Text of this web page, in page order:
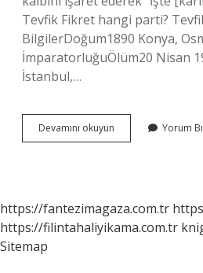
Tevfik Fikret hangi parti?
BilgilerDoğum1890 Konya,
İmparatorluğuÖlüm20 Nisan
İstanbul,…
Devamını okuyun
Fikret
Yorum
https://fantezimagaza.com.tr
https://filintahaliyikama.com.tr
Sitemap